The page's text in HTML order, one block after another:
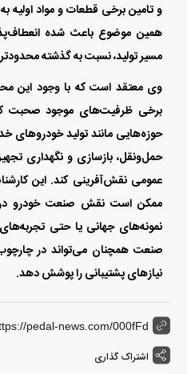
و تامین برخی قطعات و مواد اولیه
همین موضوع باعث شده
مسیر تولید، نسبت به گذشته
وی معتقد است که با وجود این
برخی ظرفیت‌های موجود صحبت
حوزه‌هایی مانند تولید خودرو‌های
حمل‌ونقل، بازسازی و نگهداری
عمومی نقش‌آفرینی کند. این
ممکن است نقش صنعت خودرو در
نمونه‌های جهانی یا حتی
صنعت همچنان می‌تواند در
نیاز‌های پشتیبانی را پوشش دهد.
pedal-news.com/000fFd
اشتراک گذاری